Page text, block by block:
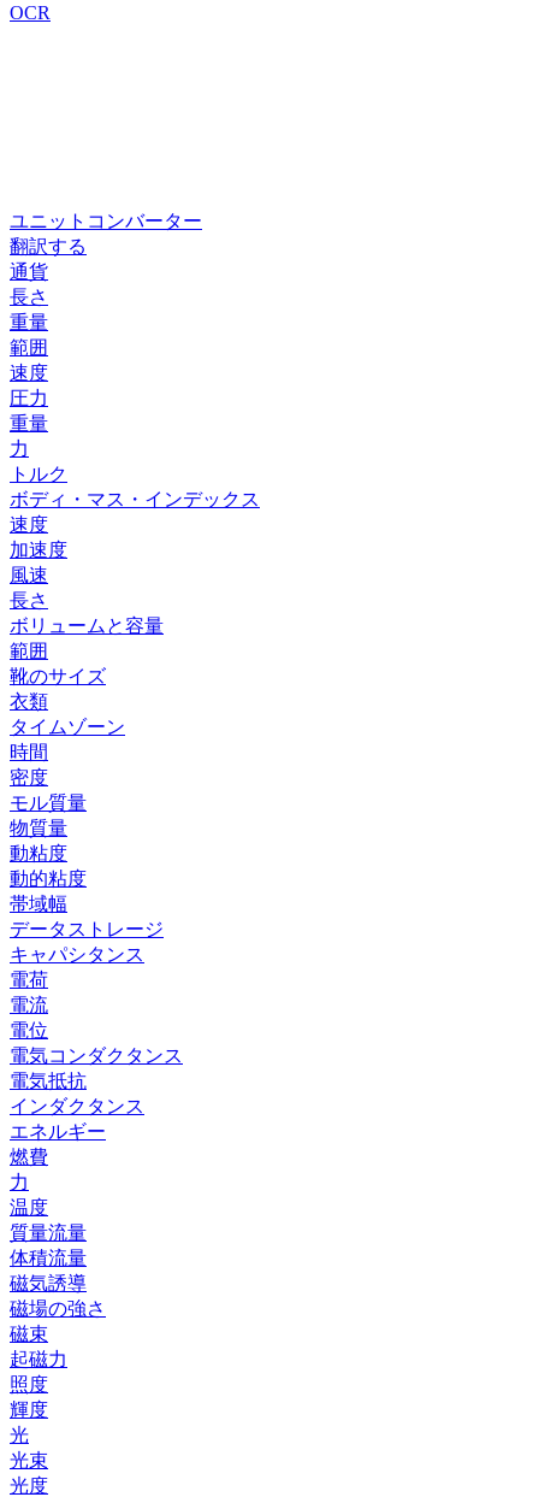
OCR
ユニットコンバーター
翻訳する
通貨
長さ
重量
範囲
速度
圧力
重量
力
トルク
ボディ・マス・インデックス
速度
加速度
風速
長さ
ボリュームと容量
範囲
靴のサイズ
衣類
タイムゾーン
時間
密度
モル質量
物質量
動粘度
動的粘度
帯域幅
データストレージ
キャパシタンス
電荷
電流
電位
電気コンダクタンス
電気抵抗
インダクタンス
エネルギー
燃費
力
温度
質量流量
体積流量
磁気誘導
磁場の強さ
磁束
起磁力
照度
輝度
光
光束
光度